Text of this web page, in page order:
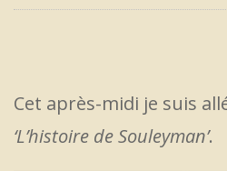
Cet après-midi je suis
‘L’histoire de Souleyman’.